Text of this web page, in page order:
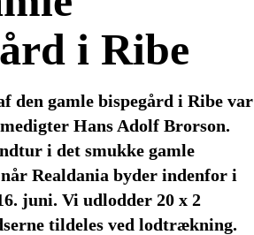
i Ribe
den gamle bispegård i Ribe var
Hans Adolf Brorson.
i det smukke gamle
Realdania byder indenfor i
juni. Vi udlodder 20 x 2
tildeles ved lodtrækning.